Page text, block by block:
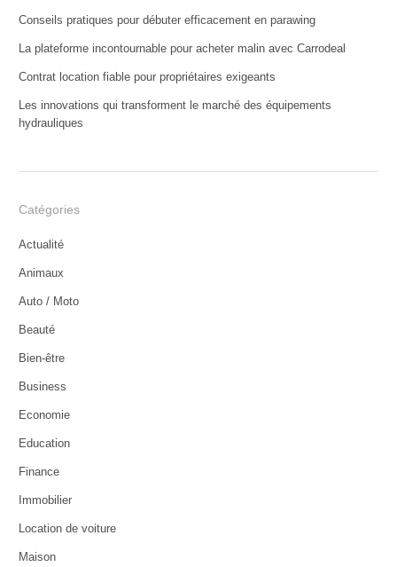
Conseils pratiques pour débuter efficacement en parawing
La plateforme incontournable pour acheter malin avec Carrodeal
Contrat location fiable pour propriétaires exigeants
Les innovations qui transforment le marché des équipements
hydrauliques
Catégories
Actualité
Animaux
Auto / Moto
Beauté
Bien-être
Business
Economie
Education
Finance
Immobilier
Location de voiture
Maison